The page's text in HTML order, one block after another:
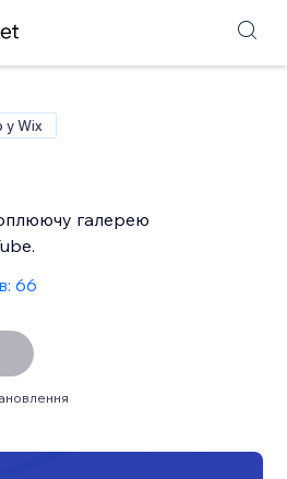
у Wix
галерею
66